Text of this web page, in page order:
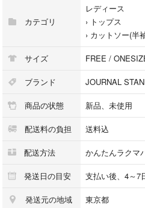
FREEサイズ:肩幅90 身幅84 着丈60 袖
紙タグお付きしません！
カテゴリ
レディース
› トップス
› カットソー(半
サイズ FREE /
ブランド JOURNAL
商品の状態 新品、未使用
配送料の負担 送料込
配送方法 かんたんラクマ
発送日の目安 支払い後、4～7
発送元の地域 東京都